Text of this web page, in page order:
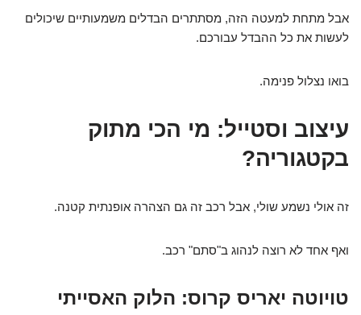
אבל מתחת למעטה הזה, מסתתרים הבדלים משמעותיים שיכולים
לעשות את כל ההבדל עבורכם.
בואו נצלול פנימה.
עיצוב וסטייל: מי הכי מתוק
בקטגוריה?
זה אולי נשמע שולי, אבל רכב זה גם הצהרה אופנתית קטנה.
ואף אחד לא רוצה לנהוג ב"סתם" רכב.
טויוטה יאריס קרוס: הלוק האסייתי